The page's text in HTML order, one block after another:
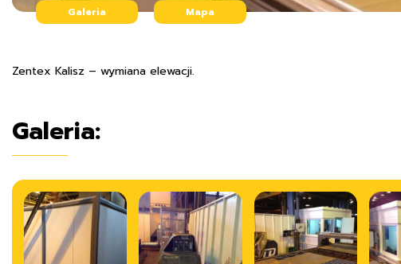
Galeria Mapa
Zentex Kalisz – wymiana elewacji.
Galeria: